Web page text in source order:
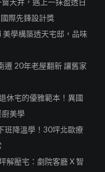
天井，遇上一抹盈透日
際先鋒設計獎
美學構築透天宅邸，品味
遷 20年老屋翻新 讓舊家
休宅的優雅範本！異國
美學
班降溫學！30坪北歐療
解壓宅：劇院客廳 X 智